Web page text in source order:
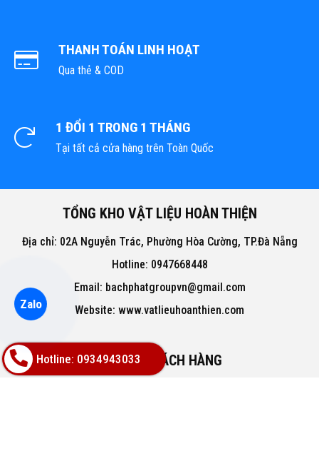
THANH TOÁN LINH HOẠT
Qua thẻ & COD
1 ĐỔI 1 TRONG 1 THÁNG
Tại tất cả cửa hàng trên Toàn Quốc
TỔNG KHO VẬT LIỆU HOÀN THIỆN
Địa chỉ: 02A Nguyễn Trác, Phường Hòa Cường, TP.Đà Nẵng
Hotline: 0947668448
Email: bachphatgroupvn@gmail.com
Website: www.vatlieuhoanthien.com
HỖ TRỢ KHÁCH HÀNG
Hotline: 0934943033
Zalo